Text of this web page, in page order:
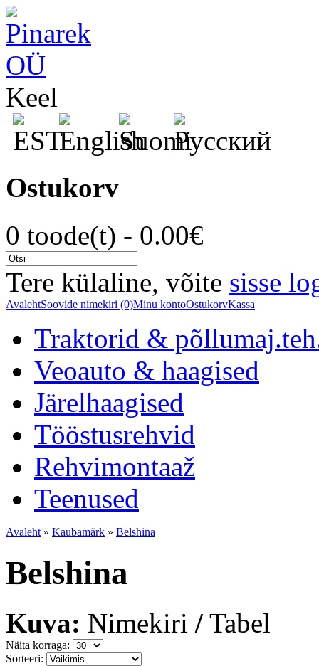
Keel
Ostukorv
0 toode(t) - 0.00€
Tere külaline, võite sisse
AvalehtSoovide nimekiri (0)Minu kontoOstukorvKassa
Traktorid &
Veoauto & haagised
Järelhaagised
Tööstusrehvid
Rehvimontaaž
Teenused
Avaleht » Kaubamärk » Belshina
Belshina
Kuva: Nimekiri / Tabel
Näita korraga:
Sorteeri: